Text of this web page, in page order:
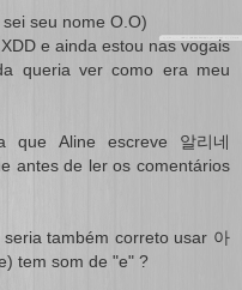
seu nome O.O)
e ainda estou nas vogais
queria ver como era meu
que Aline escreve 알리네
antes de ler os comentários
também correto usar 아
tem som de "e" ?